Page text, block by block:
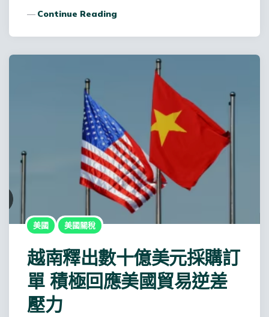
Continue Reading
美國 美國關稅
越南釋出數十億美元採購訂
單 積極回應美國貿易逆差
壓力